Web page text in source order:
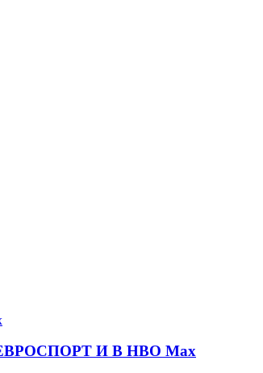
И В НВО Мах